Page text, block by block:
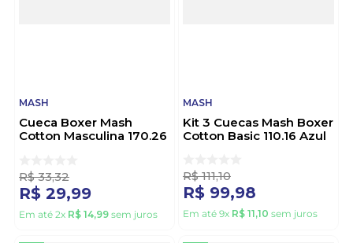
MASH
Cueca Boxer Mash
Cotton Masculina 170.26
R$ 33,32
R$ 29,99
Em até 2x R$ 14,99 sem juros
MASH
Kit 3 Cuecas Mash Boxer
Cotton Basic 110.16 Azul
R$ 111,10
R$ 99,98
Em até 9x R$ 11,10 sem juros